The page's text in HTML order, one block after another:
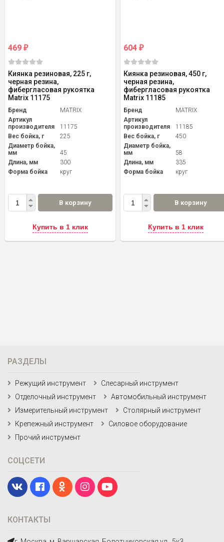
469 ₽
Киянка резиновая, 225 г,
черная резина,
фибергласовая рукоятка
Matrix 11175
Бренд
MATRIX
Артикул
производителя
11175
Вес бойка, г
225
Диаметр бойка,
мм
45
Длина, мм
300
Форма бойка
круг
В корзину
Купить в 1 клик
604 ₽
Киянка резиновая, 450 г,
черная резина,
фибергласовая рукоятка
Matrix 11185
Бренд
MATRIX
Артикул
производителя
11185
Вес бойка, г
450
Диаметр бойка,
мм
58
Длина, мм
335
Форма бойка
круг
В корзину
Купить в 1 клик
КОНТАКТЫ
РАЗДЕЛЫ
Режущий инструмент
Слесарный инструмент
Отделочный инструмент
Автомобильный инструмент
Измерительный инструмент
Столярный инструмент
Крепежный инструмент
Силовое оборудование
Прочий инструмент
СОЦСЕТИ